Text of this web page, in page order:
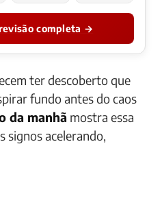
completa →
ter descoberto que
fundo antes do caos
da manhã mostra essa
signos acelerando,